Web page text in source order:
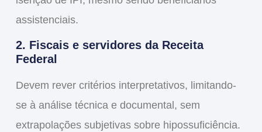
assistenciais.
2. Fiscais e servidores da Receita
Federal
Devem rever critérios interpretativos, limitando-
se à análise técnica e documental, sem
extrapolações subjetivas sobre hipossuficiência.